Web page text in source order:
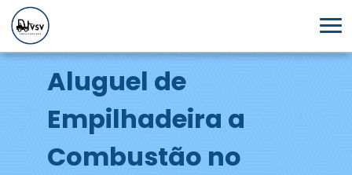
Aluguel de
Empilhadeira a
Combustão no